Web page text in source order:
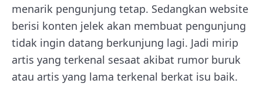
menarik pengunjung tetap. Sedangkan website
berisi konten jelek akan membuat pengunjung
tidak ingin datang berkunjung lagi. Jadi mirip
artis yang terkenal sesaat akibat rumor buruk
atau artis yang lama terkenal berkat isu baik.